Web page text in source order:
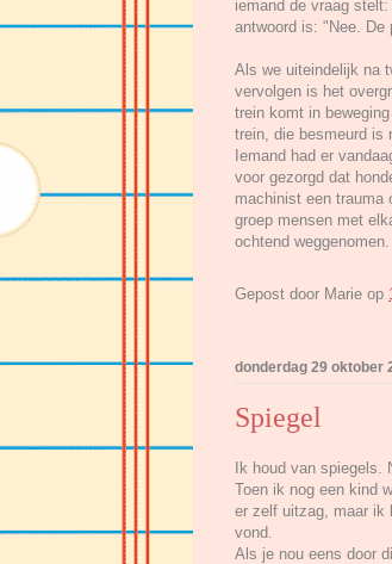
iemand de vraag
antwoord is: "Nee. De
Als we uiteindelijk na
vervolgen is het
trein komt in
trein, die besmeurd is
Iemand had er
voor gezorgd dat
machinist een trauma
groep mensen met
ochtend weggenomen.
Gepost door Marie op
donderdag 29 oktober
Spiegel
Ik houd van spiegels.
Toen ik nog een kind
er zelf uitzag, maar ik
vond.
Als je nou eens door